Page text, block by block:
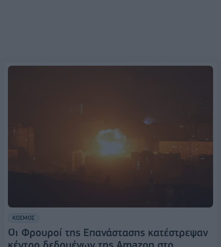
ΚΟΣΜΟΣ
Οι Φρουροί της Επανάστασης κατέστρεψαν